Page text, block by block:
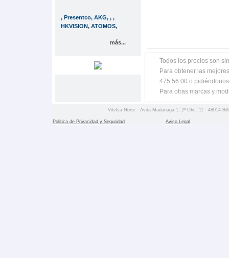
, Presentco, AKG, , ,
HKVISION, ATOMOS,
más...
Todos los precios son
Para obtener las
475 56 00 o
Para otras marcas y
Vitelsa Norte - Avda Madariaga 1, 2º Ofic. 11 - 48014
Politica de Privacidad y Seguridad Aviso Legal